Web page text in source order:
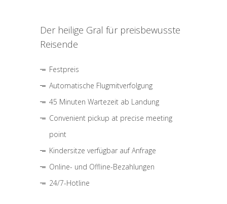
Der heilige Gral für preisbewusste
Reisende
Festpreis
Automatische Flugmitverfolgung
45 Minuten Wartezeit ab Landung
Convenient pickup at precise meeting
point
Kindersitze verfügbar auf Anfrage
Online- und Offline-Bezahlungen
24/7-Hotline